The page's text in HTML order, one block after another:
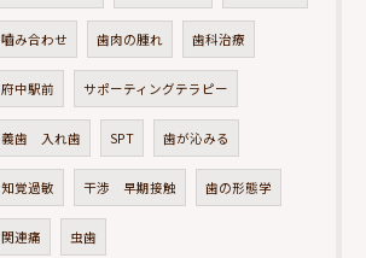
嚙み合わせ 歯肉の腫れ 歯科治療
府中駅前 サポーティングテラピー
義歯 入れ歯 SPT 歯が沁みる
知覚過敏 干渉 早期接触 歯の形態学
関連痛 虫歯